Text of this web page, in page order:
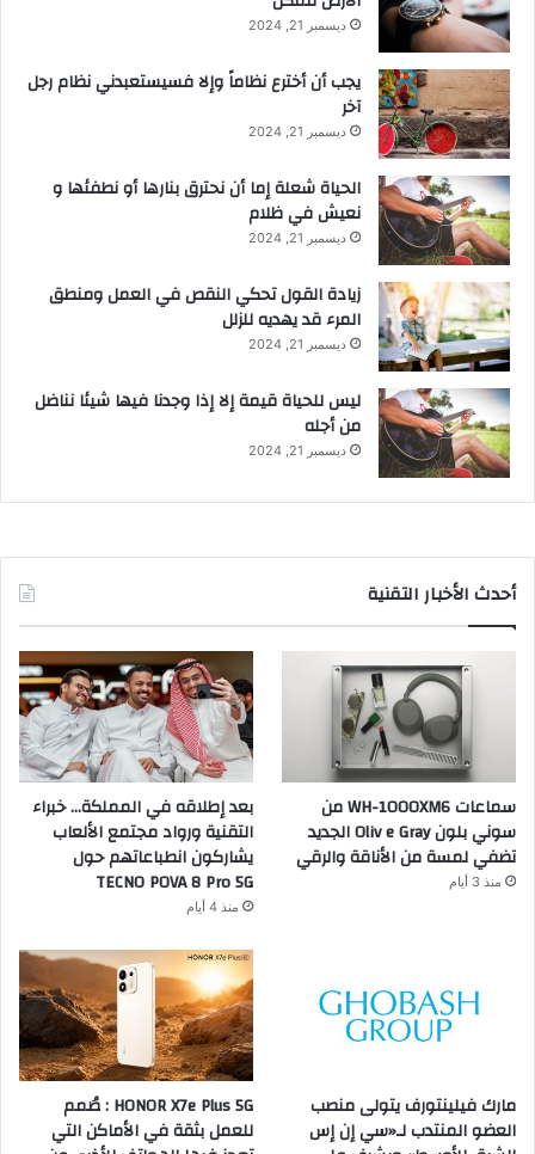
ديسمبر 21, 2024
يجب أن أخترع نظاماً وإلا فسيستعبدني نظام رجل
آخر
ديسمبر 21, 2024
الحياة شعلة إما أن نحترق بنارها أو نطفئها و
نعيش في ظلام
ديسمبر 21, 2024
زيادة القول تحكي النقص في العمل ومنطق
المرء قد يهديه للزلل
ديسمبر 21, 2024
ليس للحياة قيمة إلا إذا وجدنا فيها شيئا نناضل
من أجله
ديسمبر 21, 2024
أحدث الأخبار التقنية
سماعات WH-1000XM6 من
سوني بلون Oliv e Gray الجديد
تضفي لمسة من الأناقة والرقي
منذ 3 أيام
بعد إطلاقه في المملكة… خبراء
التقنية ورواد مجتمع الألعاب
يشاركون انطباعاتهم حول
TECNO POVA 8 Pro 5G
منذ 4 أيام
مارك فيلينتورف يتولى منصب
العضو المنتدب لـ«سي إن إس
HONOR X7e Plus 5G : صُمم
للعمل بثقة في الأماكن التي